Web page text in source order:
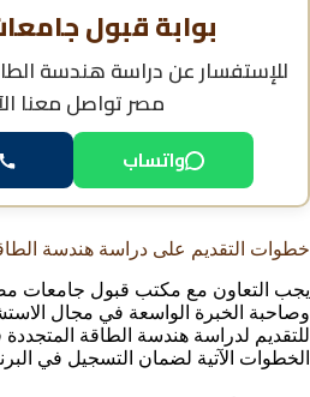
بوابة قبول
للإستفسار عندراسة هندسة
مصرتواصل معنا
واتساب
خطوات التقديم على دراسة هندسة
يجب التعاون مع مكتب قبول جامعات
وصاحبة الخبرة الواسعة في مجال
للتقديم لدراسة هندسة الطاقة
الخطوات الآتية لضمان التسجيل في